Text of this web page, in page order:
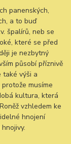
panenských,
a to buď
špalírů, neb se
které se před
je nezbytný
působí příznivě
výši a
musíme
kultura, která
vzhledem ke
hnojení